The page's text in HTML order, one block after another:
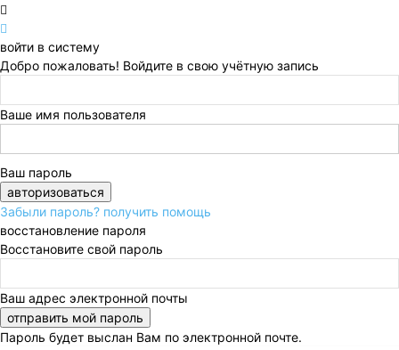
войти в систему
Добро пожаловать! Войдите в свою учётную запись
Ваше имя пользователя
Ваш пароль
Забыли пароль? получить помощь
восстановление пароля
Восстановите свой пароль
Ваш адрес электронной почты
Пароль будет выслан Вам по электронной почте.